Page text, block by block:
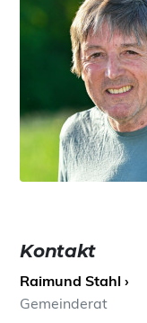
Kontakt
Raimund Stahl ›
Gemeinderat